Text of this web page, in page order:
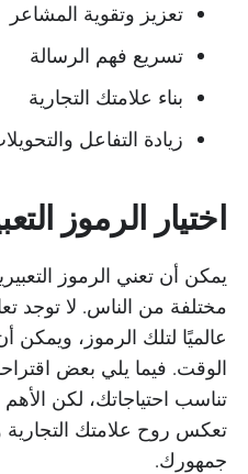
تعزيز وتقوية المشاعر
تسريع فهم الرسالة
بناء علامتك التجارية
زيادة التفاعل
اختيار الرموز
يمكن أن تعني الرموز
مختلفة من الناس. لا توجد
عالميًا لتلك الرموز، ويمكن
الوقت. فيما يلي بعض
تناسب احتياجاتك، لكن الأهم
تعكس روح علامتك
جمهورك.